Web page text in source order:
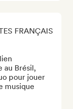
FRANÇAIS
au Brésil,
pour jouer
musique